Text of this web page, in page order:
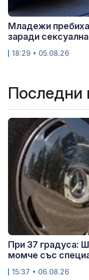
Младежи
заради
18:29 • 05.08.26
Последни
При 37 градуса:
момче със
15:37 • 06.08.26